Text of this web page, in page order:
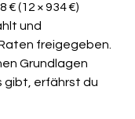
(12 × 934 €)
und
freigegeben.
Grundlagen
gibt, erfährst du